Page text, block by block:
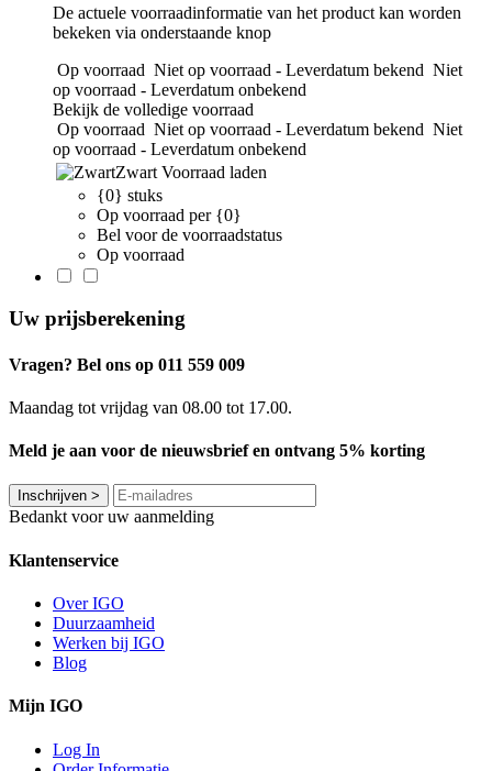
De actuele voorraadinformatie van het product kan worden
bekeken via onderstaande knop
Op voorraad Niet op voorraad - Leverdatum bekend Niet
op voorraad - Leverdatum onbekend
Bekijk de volledige voorraad
Op voorraad Niet op voorraad - Leverdatum bekend Niet
op voorraad - Leverdatum onbekend
Zwart Voorraad laden
{0} stuks
Op voorraad per {0}
Bel voor de voorraadstatus
Op voorraad
Uw prijsberekening
Vragen? Bel ons op 011 559 009
Maandag tot vrijdag van 08.00 tot 17.00.
Meld je aan voor de nieuwsbrief en ontvang 5% korting
Inschrijven >
Bedankt voor uw aanmelding
Klantenservice
Over IGO
Duurzaamheid
Werken bij IGO
Blog
Mijn IGO
Log In